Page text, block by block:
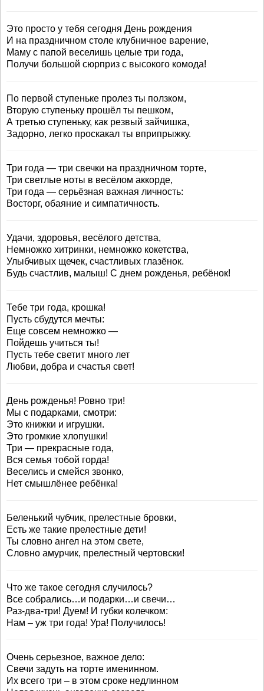
Это просто у тебя сегодня День рождения
И на праздничном столе клубничное варение,
Маму с папой веселишь целые три года,
Получи большой сюрприз с высокого комода!
По первой ступеньке пролез ты ползком,
Вторую ступеньку прошёл ты пешком,
А третью ступеньку, как резвый зайчишка,
Задорно, легко проскакал ты вприпрыжку.
Три года — три свечки на праздничном торте,
Три светлые ноты в весёлом аккорде,
Три года — серьёзная важная личность:
Восторг, обаяние и симпатичность.
Удачи, здоровья, весёлого детства,
Немножко хитринки, немножко кокетства,
Улыбчивых щечек, счастливых глазёнок.
Будь счастлив, малыш! С днем рожденья, ребёнок!
Тебе три года, крошка!
Пусть сбудутся мечты:
Еще совсем немножко —
Пойдешь учиться ты!
Пусть тебе светит много лет
Любви, добра и счастья свет!
День рожденья! Ровно три!
Мы с подарками, смотри:
Это книжки и игрушки.
Это громкие хлопушки!
Три — прекрасные года,
Вся семья тобой горда!
Веселись и смейся звонко,
Нет смышлёнее ребёнка!
Беленький чубчик, прелестные бровки,
Есть же такие прелестные дети!
Ты словно ангел на этом свете,
Словно амурчик, прелестный чертовски!
Что же такое сегодня случилось?
Все собрались…и подарки…и свечи…
Раз-два-три! Дуем! И губки колечком:
Нам – уж три года! Ура! Получилось!
Очень серьезное, важное дело:
Свечи задуть на торте именинном.
Их всего три – в этом сроке недлинном